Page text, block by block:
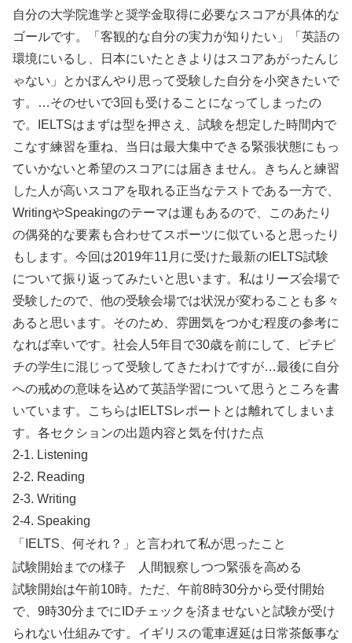
自分の大学院進学と奨学金取得に必要なスコアが具体的な
ゴールです。「客観的な自分の実力が知りたい」「英語の
環境にいるし、日本にいたときよりはスコアあがったんじ
ゃない」とかぼんやり思って受験した自分を小突きたいで
す。…そのせいで3回も受けることになってしまったの
で。IELTSはまずは型を押さえ、試験を想定した時間内で
こなす練習を重ね、当日は最大集中できる緊張状態にもっ
ていかないと希望のスコアには届きません。きちんと練習
した人が高いスコアを取れる正当なテストである一方で、
WritingやSpeakingのテーマは運もあるので、このあたり
の偶発的な要素も合わせてスポーツに似ていると思ったり
もします。今回は2019年11月に受けた最新のIELTS試験
について振り返ってみたいと思います。私はリーズ会場で
受験したので、他の受験会場では状況が変わることも多々
あると思います。そのため、雰囲気をつかむ程度の参考に
なれば幸いです。社会人5年目で30歳を前にして、ピチピ
チの学生に混じって受験してきたわけですが…最後に自分
への戒めの意味を込めて英語学習について思うところを書
いています。こちらはIELTSレポートとは離れてしまいま
す。各セクションの出題内容と気を付けた点
2-1. Listening
2-2. Reading
2-3. Writing
2-4. Speaking
「IELTS、何それ？」と言われて私が思ったこと
試験開始までの様子 人間観察しつつ緊張を高める
試験開始は午前10時。ただ、午前8時30分から受付開始
で、9時30分までにIDチェックを済ませないと試験が受け
られない仕組みです。イギリスの電車遅延は日常茶飯事な